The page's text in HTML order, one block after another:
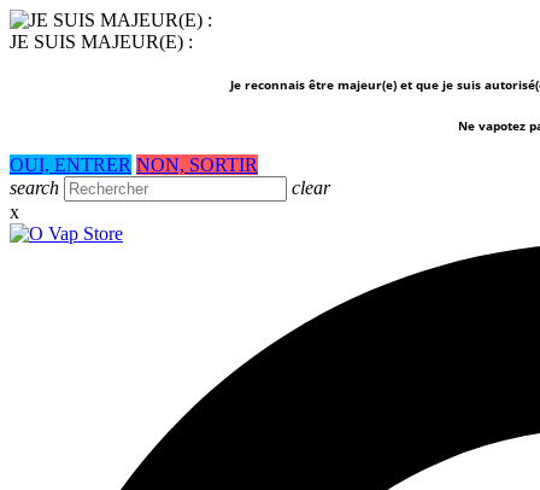
JE SUIS MAJEUR(E) :
Je reconnais être majeur(e) et que je suis
Ne vapotez
OUI, ENTRER NON, SORTIR
search
clear
x